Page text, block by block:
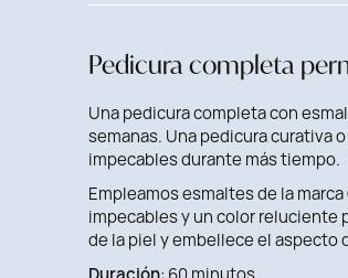
Pedicura completa
Una pedicura completa con
semanas. Una pedicura curativa
impecables durante más tiempo.
Empleamos esmaltes de la
impecables y un color reluciente
de la piel y embellece el aspecto